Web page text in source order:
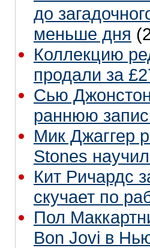
до
меньше дня
Коллекцию
продали за
Сью
раннюю
Мик Джаггер
Stones
Кит Ричардс
скучает по
Пол
Bon Jovi в